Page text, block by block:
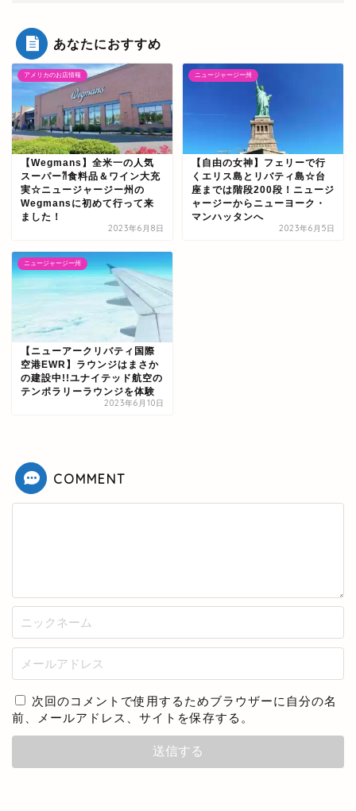
あなたにおすすめ
アメリカのお店情報
【Wegmans】全米一の人気
スーパー⁈食料品＆ワイン大充
実☆ニュージャージー州の
Wegmansに初めて行って来
ました！
2023年6月8日
ニュージャージー州
【自由の女神】フェリーで行
くエリス島とリバティ島☆台
座までは階段200段！ニュージ
ャージーからニューヨーク・
マンハッタンへ
2023年6月5日
ニュージャージー州
【ニューアークリバティ国際
空港EWR】ラウンジはまさか
の建設中!!ユナイテッド航空の
テンポラリーラウンジを体験
2023年6月10日
COMMENT
次回のコメントで使用するためブラウザーに自分の名
前、メールアドレス、サイトを保存する。